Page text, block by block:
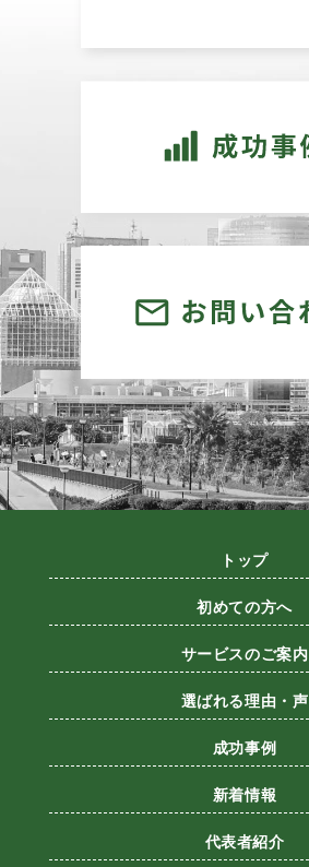
トップ
初めての方へ
サービスのご案内
選ばれる理由・声
成功事例
新着情報
代表者紹介